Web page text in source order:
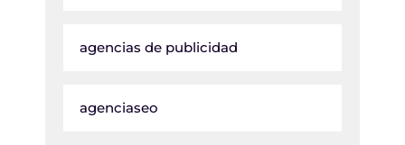
agencias de publicidad
agenciaseo